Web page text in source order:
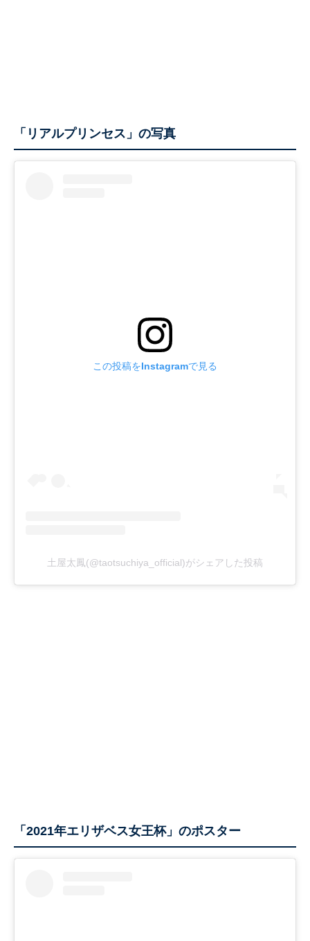
「リアルプリンセス」の写真
この投稿をInstagramで見る
土屋太鳳(@taotsuchiya_official)がシェアした投稿
「2021年エリザベス女王杯」のポスター